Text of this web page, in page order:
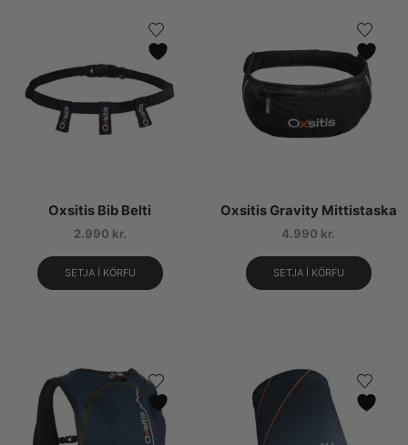
Oxsitis Bib Belti
2.990 kr.
SETJA Í KÖRFU
Oxsitis Gravity Mittistaska
4.990 kr.
SETJA Í KÖRFU